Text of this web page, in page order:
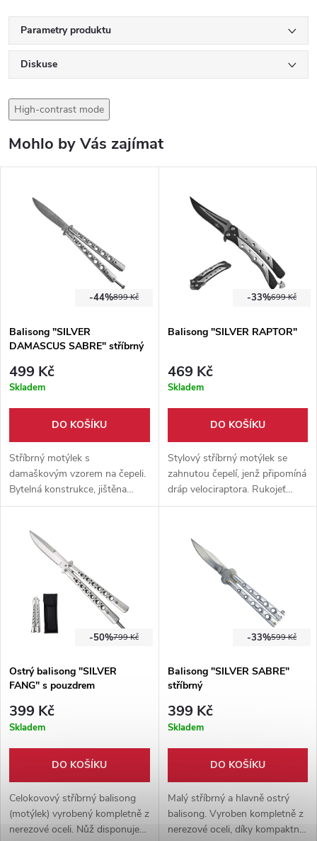
Parametry produktu
Diskuse
High-contrast mode
Mohlo by Vás zajímat
899 Kč
-44%
Balisong "SILVER
DAMASCUS SABRE" stříbrný
499 Kč
Skladem
DO KOŠÍKU
Stříbrný motýlek s
damaškovým vzorem na čepeli.
Bytelná konstrukce, jištěna
pevnými šrouby. Vhodné pro
699 Kč
-33%
Balisong "SILVER RAPTOR"
469 Kč
Skladem
DO KOŠÍKU
Stylový stříbrný motýlek se
zahnutou čepelí, jenž připomíná
dráp velociraptora. Rukojeť
vyrobena z hliníku, obdařena
799 Kč
-50%
Ostrý balisong "SILVER
FANG" s pouzdrem
399 Kč
Skladem
DO KOŠÍKU
Celokovový stříbrný balisong
(motýlek) vyrobený kompletně z
nerezové oceli. Nůž disponuje
599 Kč
-33%
Balisong "SILVER SABRE"
stříbrný
399 Kč
Skladem
DO KOŠÍKU
Malý stříbrný a hlavně ostrý
balisong. Vyroben kompletně z
nerezové oceli, díky kompaktní